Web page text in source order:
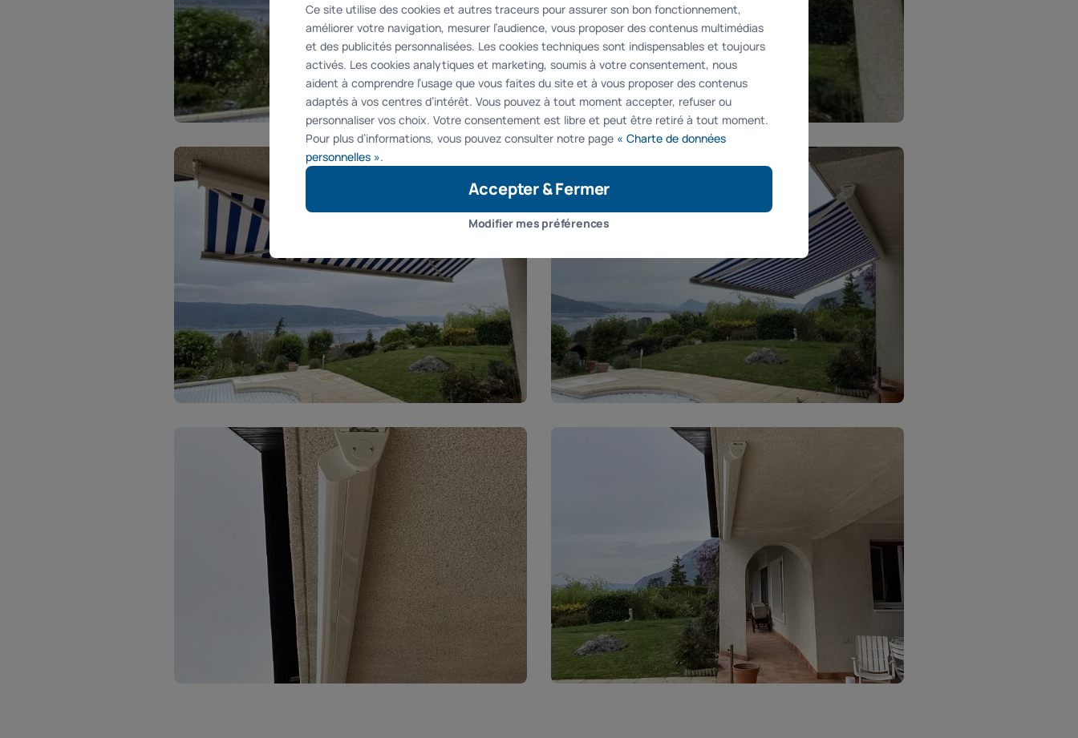
Ce site utilise des cookies et autres traceurs pour assurer son bon fonctionnement,
améliorer votre navigation, mesurer l’audience, vous proposer des contenus multimédias
et des publicités personnalisées. Les cookies techniques sont indispensables et toujours
activés. Les cookies analytiques et marketing, soumis à votre consentement, nous
aident à comprendre l’usage que vous faites du site et à vous proposer des contenus
adaptés à vos centres d’intérêt. Vous pouvez à tout moment accepter, refuser ou
personnaliser vos choix. Votre consentement est libre et peut être retiré à tout moment.
Pour plus d’informations, vous pouvez consulter notre page « Charte de données
personnelles ».
Accepter & Fermer
Modifier mes préférences